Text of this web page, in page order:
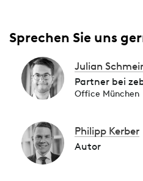
Sprechen Sie uns
Julian
Partner bei
Office München
Philipp Kerber
Autor